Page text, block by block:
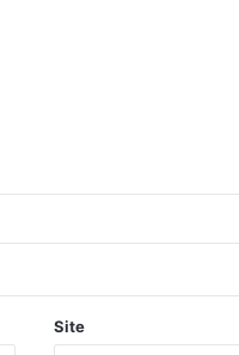
Site